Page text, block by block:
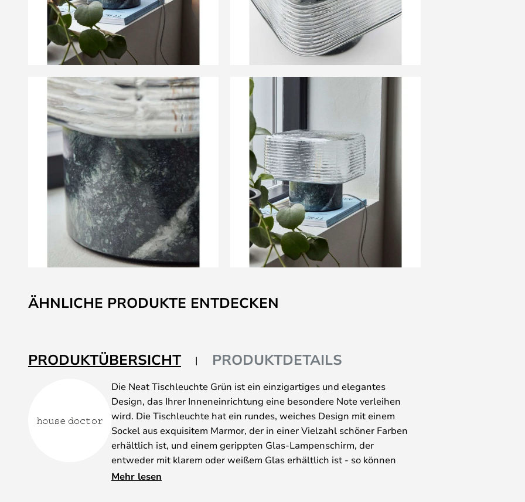
Anfang
der
ÄHNLICHE PRODUKTE ENTDECKEN
PRODUKTÜBERSICHT PRODUKTDETAILS
Die Neat Tischleuchte Grün ist ein einzigartiges und elegantes
Design, das Ihrer Inneneinrichtung eine besondere Note verleihen
wird. Die Tischleuchte hat ein rundes, weiches Design mit einem
Sockel aus exquisitem Marmor, der in einer Vielzahl schöner Farben
erhältlich ist, und einem gerippten Glas-Lampenschirm, der
entweder mit klarem oder weißem Glas erhältlich ist - so können
Sie genau die Lampe bekommen, die am besten zu Ihrem
Mehr lesen